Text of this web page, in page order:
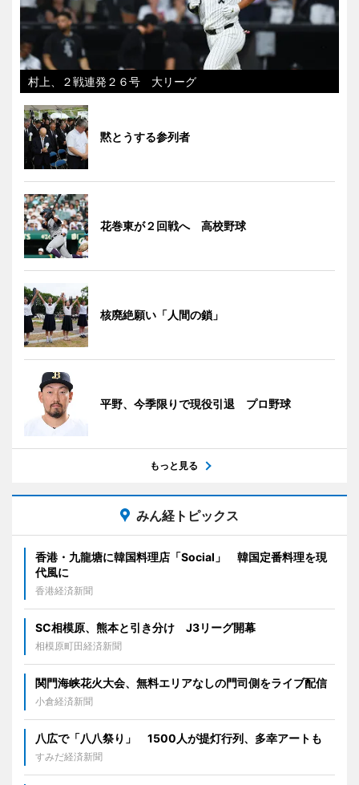
村上、２戦連発２６号 大リーグ
黙とうする参列者
花巻東が２回戦へ 高校野球
核廃絶願い「人間の鎖」
平野、今季限りで現役引退 プロ野球
もっと見る
みん経トピックス
香港・九龍塘に韓国料理店「Social」 韓国定番料理を現
代風に
香港経済新聞
SC相模原、熊本と引き分け J3リーグ開幕
相模原町田経済新聞
関門海峡花火大会、無料エリアなしの門司側をライブ配信
小倉経済新聞
八広で「八八祭り」 1500人が提灯行列、多幸アートも
すみだ経済新聞